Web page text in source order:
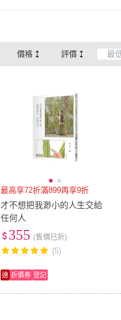
價格 評價
最高享72折滿899再享9折
才不想把我渺小的人生交給
任何人
355 (售價已折)
(5)
速 折價券 登記